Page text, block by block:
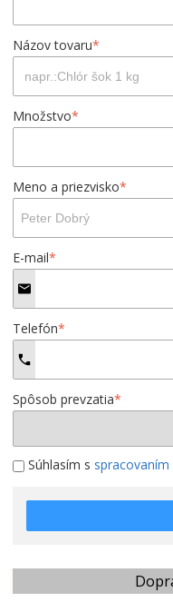
Názov tovaru*
Množstvo*
Meno a priezvisko*
E-mail*
Telefón*
Spôsob prevzatia*
Súhlasím s